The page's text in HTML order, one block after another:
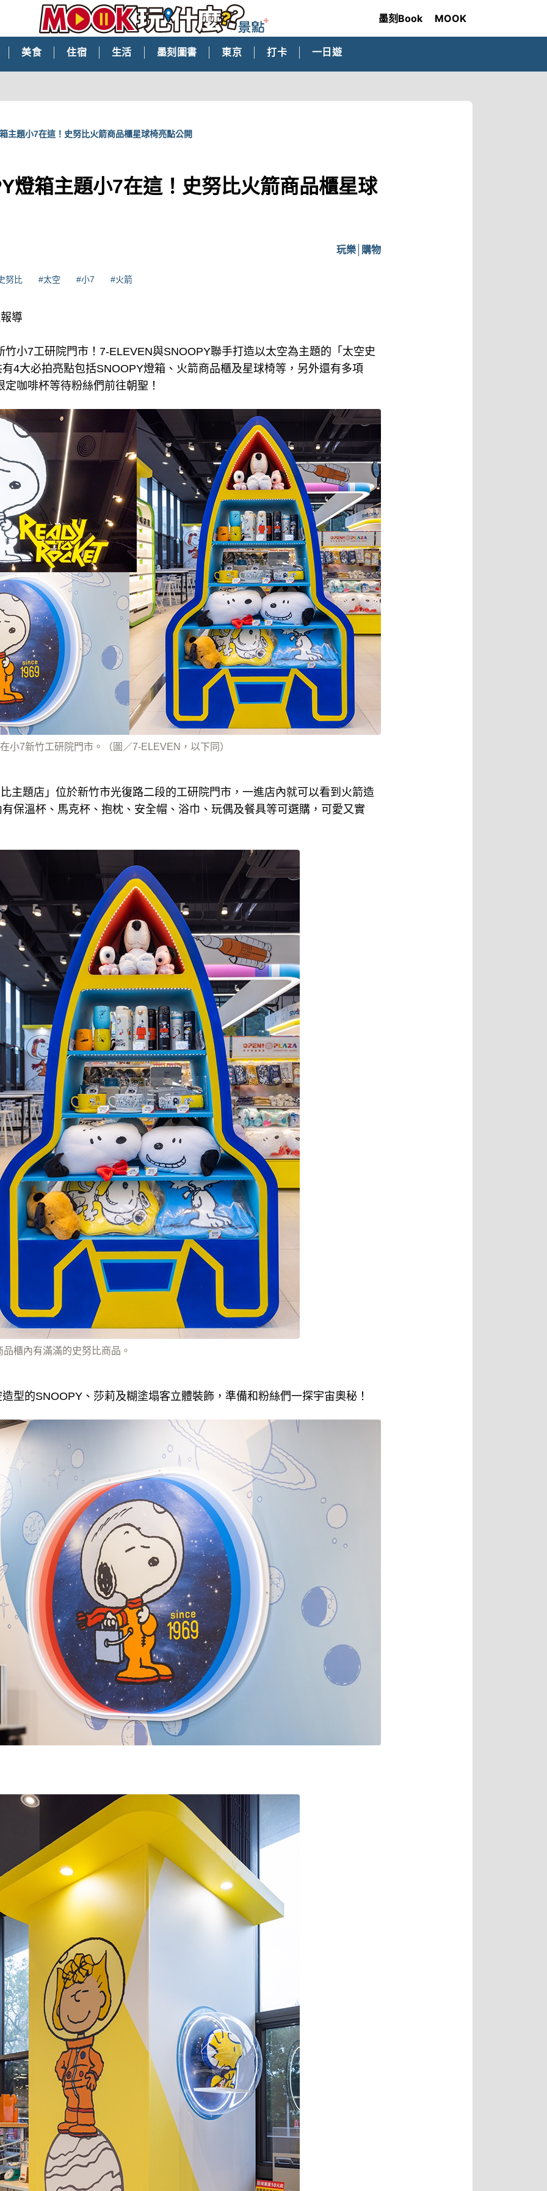
墨刻Book MOOK
美食 住宿 生活 墨刻圖書 東京 打卡 一日遊
主題小7在這！史努比火箭商品櫃星球椅亮點公開
燈箱主題小7在這！史努比火箭商品櫃星球
玩樂 購物
努比 #太空 #小7 #火箭
導
竹小7工研院門市！7-ELEVEN與SNOOPY聯手打造以太空為主題的「太空史
4大必拍亮點包括SNOOPY燈箱、火箭商品櫃及星球椅等，另外還有多項
咖啡杯等待粉絲們前往朝聖！
小7新竹工研院門市。（圖／7-ELEVEN，以下同）
主題店」位於新竹市光復路二段的工研院門市，一進店內就可以看到火箭造
保溫杯、馬克杯、抱枕、安全帽、浴巾、玩偶及餐具等可選購，可愛又實
品櫃內有滿滿的史努比商品。
型的SNOOPY、莎莉及糊塗塌客立體裝飾，準備和粉絲們一探宇宙奧秘！